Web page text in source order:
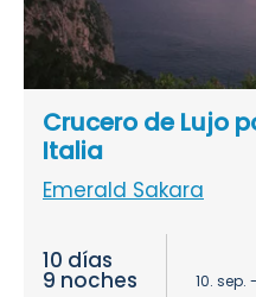
Crucero de Lujo
Italia
Emerald Sakara
10 días
9 noches 10. sep.